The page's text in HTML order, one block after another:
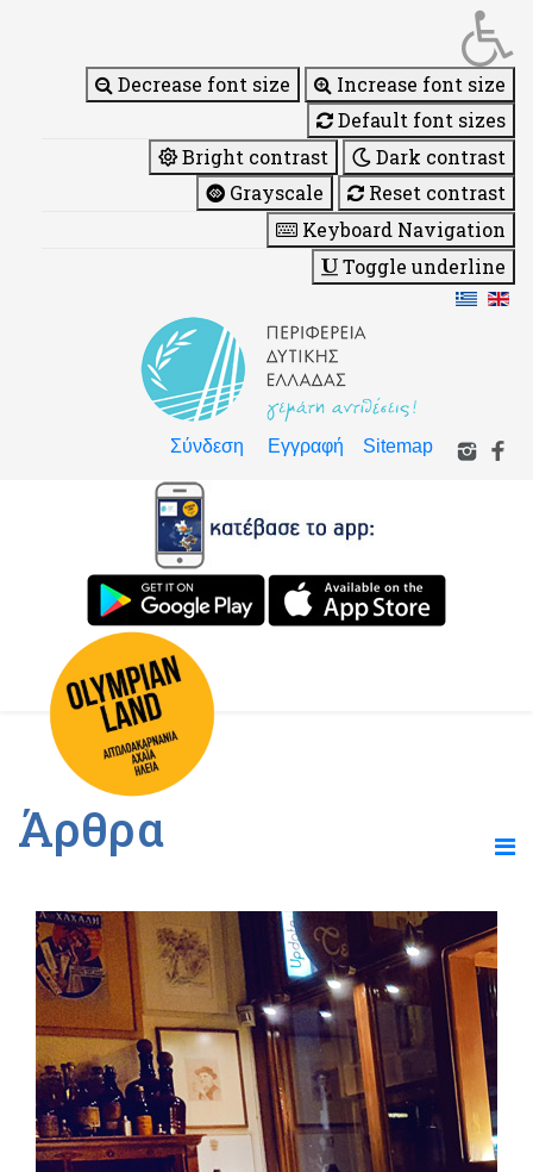
Decrease font size
Increase font size
Default font sizes
Bright contrast
Dark contrast
Grayscale
Reset contrast
Keyboard Navigation
Toggle underline
Σύνδεση Εγγραφή Sitemap
Άρθρα